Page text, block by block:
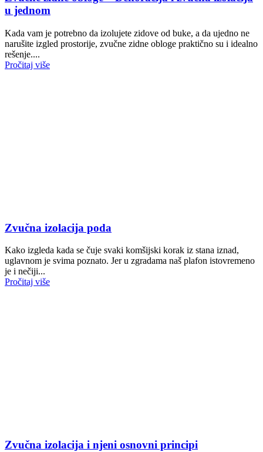
u jednom
Kada vam je potrebno da izolujete zidove od buke, a da ujedno ne
narušite izgled prostorije, zvučne zidne obloge praktično su i idealno
rešenje....
Pročitaj više
Zvučna izolacija poda
Kako izgleda kada se čuje svaki komšijski korak iz stana iznad,
uglavnom je svima poznato. Jer u zgradama naš plafon istovremeno
je i nečiji...
Pročitaj više
Zvučna izolacija i njeni osnovni principi